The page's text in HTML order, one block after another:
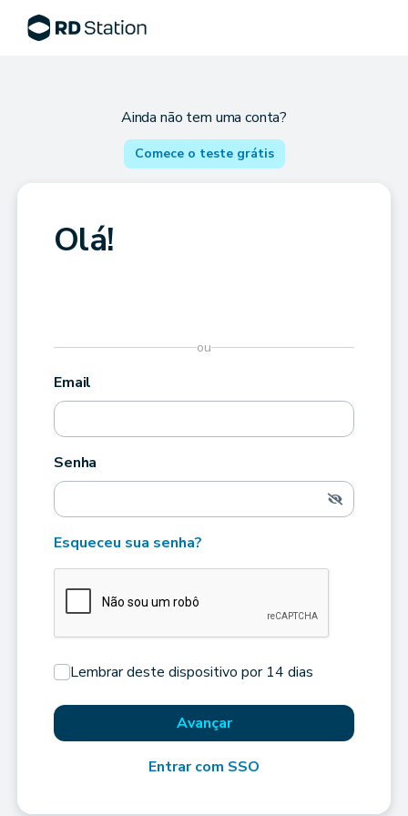
Ainda não tem uma conta?
Comece o teste grátis
Olá!
ou
Email
Senha
Esqueceu sua senha?
Lembrar deste dispositivo por 14 dias
Avançar
Entrar com SSO